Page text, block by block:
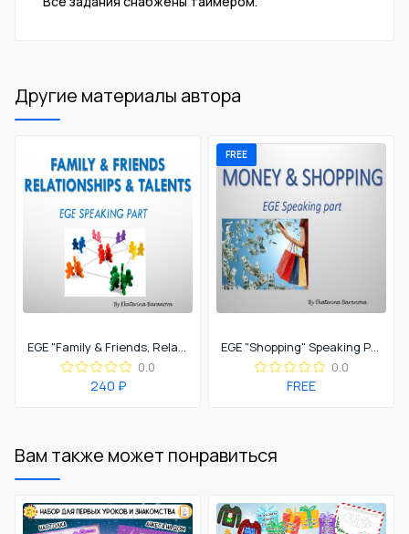
Другие материалы автора
EGE "Family & Friends, Relationships & Talents" Speaking Part
0.0
240 ₽
FREE
EGE "Shopping" Speaking Part
0.0
FREE
Вам также может понравиться